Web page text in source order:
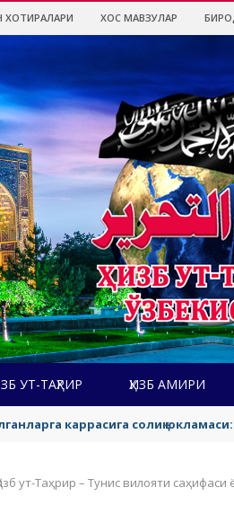
ХОТИРАЛАРИ ХОС МАВЗУЛАР
УТ-ТАҲРИР ҲИЗБ АМИРИ
каррасига солиқ
ут-Таҳрир – Тунис вилояти саҳифаси